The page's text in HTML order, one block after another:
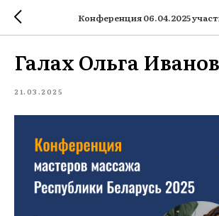
Конференция 06.04.2025
Галах Ольга
21.03.2025